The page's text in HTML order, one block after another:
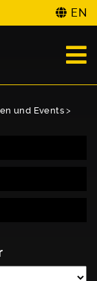
EN
und Events >